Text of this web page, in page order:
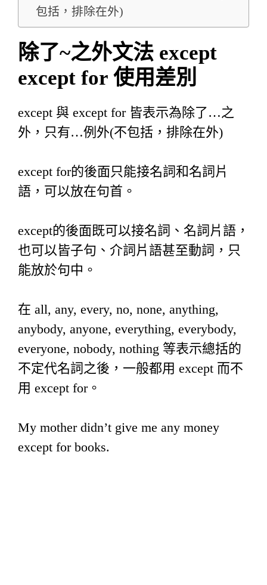
包括，排除在外)
除了~之外文法 except
except for 使用差別
except 與 except for 皆表示為除了…之
外，只有…例外(不包括，排除在外)
except for的後面只能接名詞和名詞片
語，可以放在句首。
except的後面既可以接名詞、名詞片語，
也可以皆子句、介詞片語甚至動詞，只
能放於句中。
在 all, any, every, no, none, anything,
anybody, anyone, everything, everybody,
everyone, nobody, nothing 等表示總括的
不定代名詞之後，一般都用 except 而不
用 except for。
My mother didn’t give me any money
except for books.